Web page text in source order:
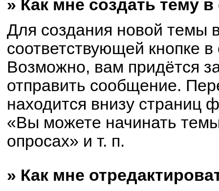
» Как мне создать тему
Для создания новой темы
соответствующей кнопке
Возможно, вам придётся
отправить сообщение.
находится внизу
«Вы можете начинать
опросах» и т. п.
» Как мне